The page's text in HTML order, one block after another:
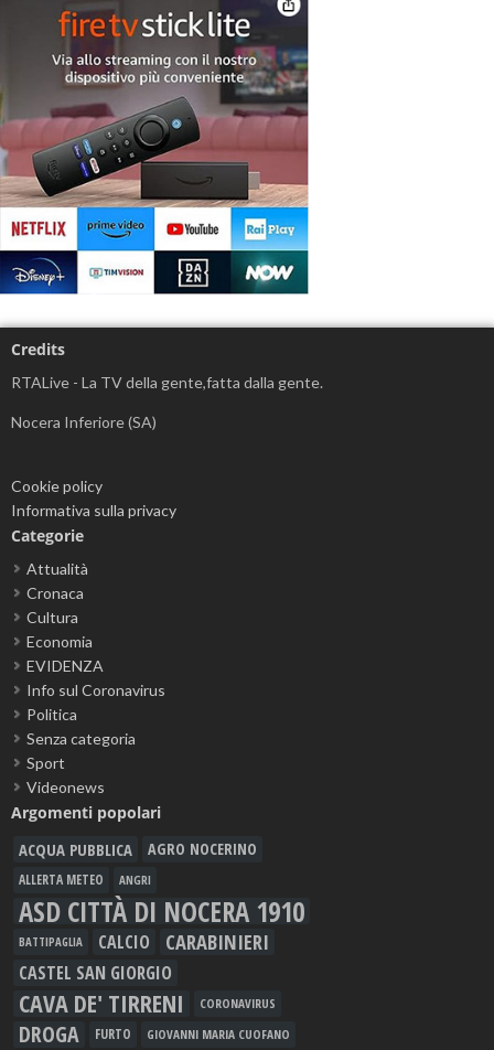
Credits
RTALive - La TV della gente,fatta dalla gente.
Nocera Inferiore (SA)
Cookie policy
Informativa sulla privacy
Categorie
Attualità
Cronaca
Cultura
Economia
EVIDENZA
Info sul Coronavirus
Politica
Senza categoria
Sport
Videonews
Argomenti popolari
ACQUA PUBBLICA AGRO NOCERINO
ALLERTA METEO ANGRI
ASD CITTÀ DI NOCERA 1910
BATTIPAGLIA CALCIO CARABINIERI
CASTEL SAN GIORGIO
CAVA DE' TIRRENI CORONAVIRUS
DROGA FURTO GIOVANNI MARIA CUOFANO